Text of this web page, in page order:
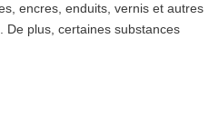
encres, enduits, vernis et autres
De plus, certaines substances